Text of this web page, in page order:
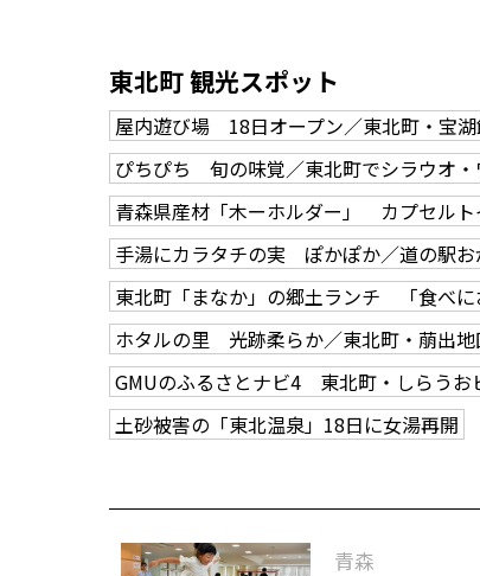
東北町 観光スポット
屋内遊び場 18日オープン／東北町・宝
ぴちぴち 旬の味覚／東北町でシラウオ・
青森県産材「木ーホルダー」 カプセルト
手湯にカラタチの実 ぽかぽか／道の駅お
東北町「まなか」の郷土ランチ 「食べに
ホタルの里 光跡柔らか／東北町・萠出地
GMUのふるさとナビ4 東北町・しらうお
土砂被害の「東北温泉」18日に女湯再開
青森